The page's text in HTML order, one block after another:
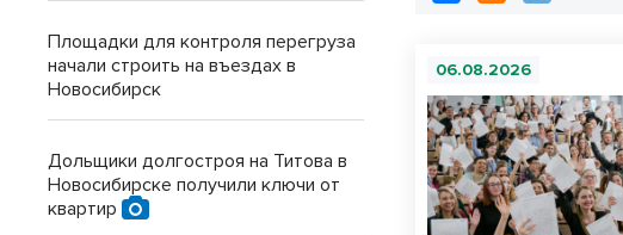
06.08.2026
Площадки для контроля перегруза
начали строить на въездах в
Новосибирск
Дольщики долгостроя на Титова в
Новосибирске получили ключи от
квартир